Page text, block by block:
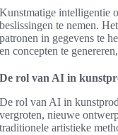
Kunstmatige intelligentie
beslissingen te nemen.
patronen in gegevens te
en concepten te
De rol van AI in
De rol van AI in
vergroten, nieuwe
traditionele artistieke